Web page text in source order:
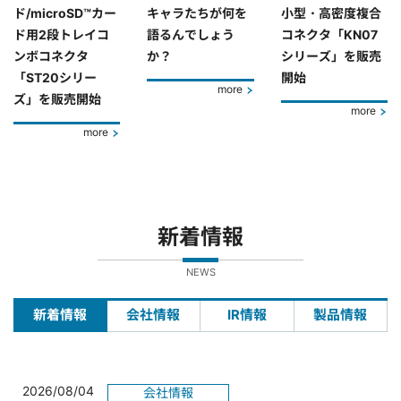
ド/microSD™カー
ド用2段トレイコ
ンボコネクタ
「ST20シリー
ズ」を販売開始
more
キャラたちが何を
語るんでしょう
か？
more
小型・高密度複合
コネクタ「KN07
シリーズ」を販売
開始
more
新着情報
NEWS
新着情報 会社情報 IR情報 製品情報
2026/08/04
会社情報